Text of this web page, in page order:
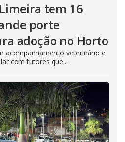
tem 16
porte
adoção no Horto
acompanhamento veterinário e
com tutores que...